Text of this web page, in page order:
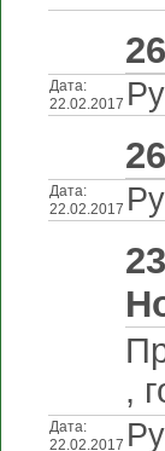
Дата:
22.02.2017
Дата:
22.02.2017
,
Дата:
22.02.2017